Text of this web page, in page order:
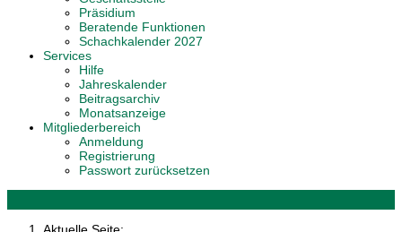
Präsidium
Beratende Funktionen
Schachkalender 2027
Services
Hilfe
Jahreskalender
Beitragsarchiv
Monatsanzeige
Mitgliederbereich
Anmeldung
Registrierung
Passwort zurücksetzen